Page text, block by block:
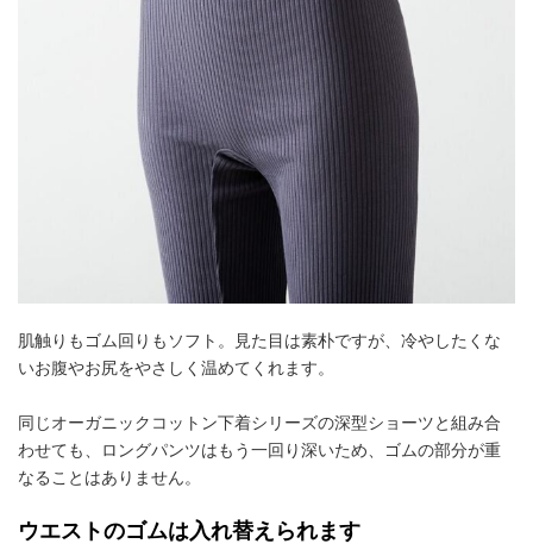
肌触りもゴム回りもソフト。見た目は素朴ですが、冷やしたくな
いお腹やお尻をやさしく温めてくれます。
同じオーガニックコットン下着シリーズの深型ショーツと組み合
わせても、ロングパンツはもう一回り深いため、ゴムの部分が重
なることはありません。
ウエストのゴムは入れ替えられます